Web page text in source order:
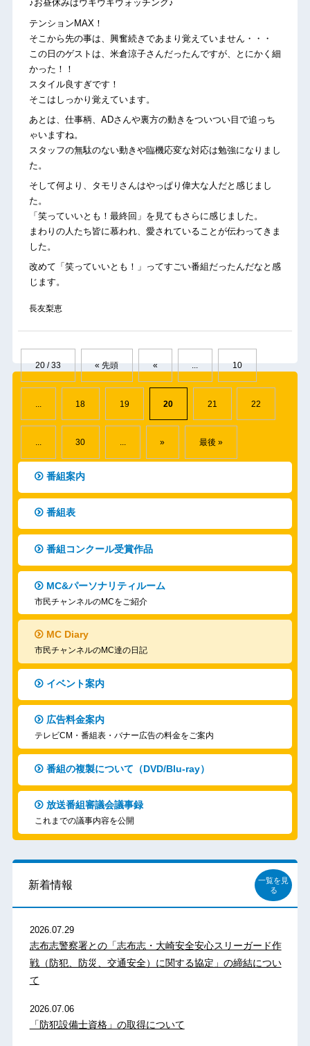
♪お昼休みはウキウキウォッチング♪
テンションMAX！
そこから先の事は、興奮続きであまり覚えていません・・・
この日のゲストは、米倉涼子さんだったんですが、とにかく細
かった！！
スタイル良すぎです！
そこはしっかり覚えています。
あとは、仕事柄、ADさんや裏方の動きをついつい目で追っち
ゃいますね。
スタッフの無駄のない動きや臨機応変な対応は勉強になりまし
た。
そして何より、タモリさんはやっぱり偉大な人だと感じまし
た。
「笑っていいとも！最終回」を見てもさらに感じました。
まわりの人たち皆に慕われ、愛されていることが伝わってきま
した。
改めて「笑っていいとも！」ってすごい番組だったんだなと感
じます。
長友梨恵
20 / 33 « 先頭 « ... 10
18 19 20 21 22
... 30 ... » 最後 »
番組案内
番組表
番組コンクール受賞作品
MC&パーソナリティルーム
市民チャンネルのMCをご紹介
MC Diary
市民チャンネルのMC達の日記
イベント案内
広告料金案内
テレビCM・番組表・バナー広告の料金をご案内
番組の複製について（DVD/Blu-ray）
放送番組審議会議事録
これまでの議事内容を公開
新着情報
一覧を見
る
2026.07.29
志布志警察署との「志布志・大崎安全安心スリーガード作
戦（防犯、防災、交通安全）に関する協定」の締結につい
て
2026.07.06
「防犯設備士資格」の取得について